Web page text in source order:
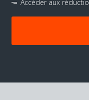
Accéder aux